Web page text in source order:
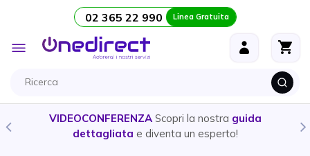
Salta al contenuto 02 365 22 990 Linea Gratuita
Toggle
Nav
VIDEOCONFERENZA Scopri la nostra guida
dettagliata e diventa un esperto!